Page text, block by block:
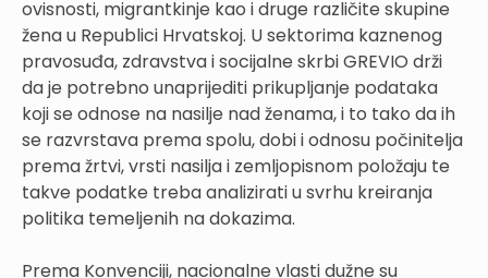
ovisnosti, migrantkinje kao i druge različite skupine
žena u Republici Hrvatskoj. U sektorima kaznenog
pravosuđa, zdravstva i socijalne skrbi GREVIO drži
da je potrebno unaprijediti prikupljanje podataka
koji se odnose na nasilje nad ženama, i to tako da ih
se razvrstava prema spolu, dobi i odnosu počinitelja
prema žrtvi, vrsti nasilja i zemljopisnom položaju te
takve podatke treba analizirati u svrhu kreiranja
politika temeljenih na dokazima.
Prema Konvenciji, nacionalne vlasti dužne su